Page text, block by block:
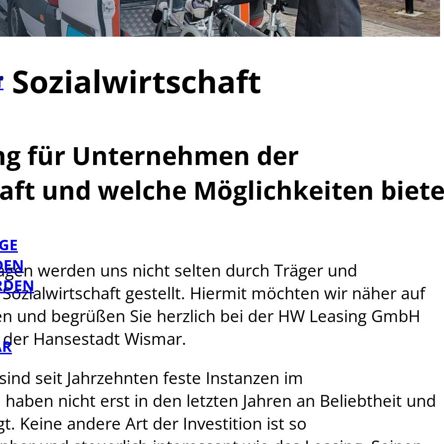
Sozialwirtschaft
für Unternehmen der
und welche Möglichkeiten
werden uns nicht selten durch Träger und
gestellt. Hiermit möchten wir näher auf
und begrüßen Sie herzlich bei der HW Leasing GmbH
Hansestadt Wismar.
seit Jahrzehnten feste Instanzen im
nicht erst in den letzten Jahren an Beliebtheit und
Keine andere Art der Investition ist so